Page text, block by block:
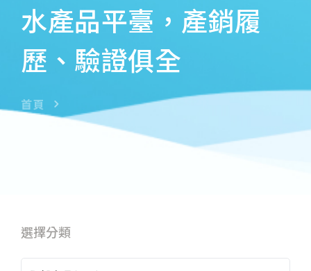
合作夥伴
最新消息
水產品平臺，產銷履
歷、驗證俱全
首頁
選擇分類